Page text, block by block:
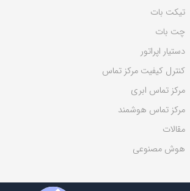
ی
:تیکت بات
چت بات
دستیار اپراتور
کنترل کیفیت مرکز تماس
مرکز تماس ابری
مرکز تماس هوشمند
مقالات
هوش مصنوعی